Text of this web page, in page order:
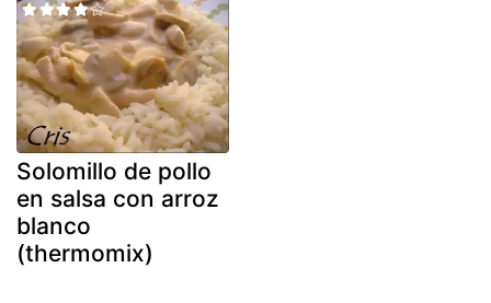
Solomillo de pollo
en salsa con arroz
blanco
(thermomix)